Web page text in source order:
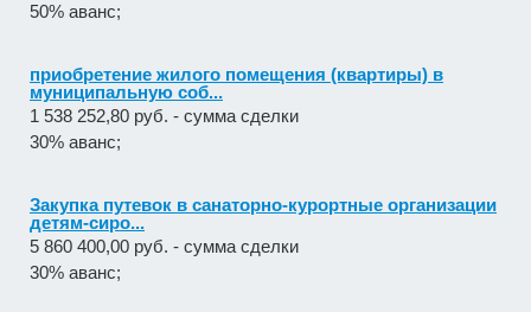
50% аванс;
приобретение жилого помещения (квартиры) в
муниципальную соб...
1 538 252,80 руб. - сумма сделки
30% аванс;
Закупка путевок в санаторно-курортные организации
детям-сиро...
5 860 400,00 руб. - сумма сделки
30% аванс;